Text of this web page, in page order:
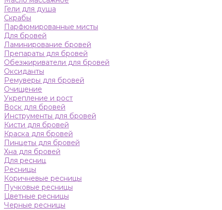
Гели для душа
Скрабы
Парфюмированные мисты
Для бровей
Ламинирование бровей
Препараты для бровей
Обезжириватели для бровей
Оксиданты
Ремуверы для бровей
Очищение
Укрепление и рост
Воск для бровей
Инструменты для бровей
Кисти для бровей
Краска для бровей
Пинцеты для бровей
Хна для бровей
Для ресниц
Ресницы
Коричневые ресницы
Пучковые ресницы
Цветные ресницы
Черные ресницы